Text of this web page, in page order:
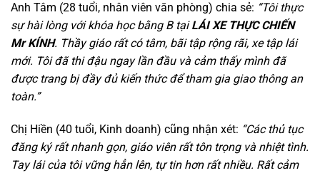
Anh Tâm (28 tuổi, nhân viên văn phòng) chia sẻ: “Tôi thực
sự hài lòng với khóa học bằng B tạiLÁI XE THỰC CHIẾN
Mr KÍNH. Thầy giáo rất có tâm, bãi tập rộng rãi, xe tập lái
mới. Tôi đã thi đậu ngay lần đầu và cảm thấy mình đã
được trang bị đầy đủ kiến thức để tham gia giao thông an
toàn.”
Chị Hiền (40 tuổi, Kinh doanh) cũng nhận xét: “Các thủ tục
đăng ký rất nhanh gọn, giáo viên rất tôn trọng và nhiệt tình.
Tay lái của tôi vững hẳn lên, tự tin hơn rất nhiều. Rất cảm